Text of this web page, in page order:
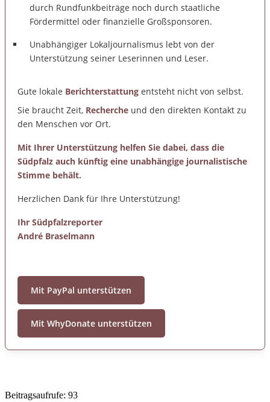
durch Rundfunkbeiträge noch durch staatliche
Fördermittel oder finanzielle Großsponsoren.
Unabhängiger Lokaljournalismus lebt von der
Unterstützung seiner Leserinnen und Leser.
Gute lokale Berichterstattung entsteht nicht von selbst.
Sie braucht Zeit, Recherche und den direkten Kontakt zu
den Menschen vor Ort.
Mit Ihrer Unterstützung helfen Sie dabei, dass die
Südpfalz auch künftig eine unabhängige journalistische
Stimme behält.
Herzlichen Dank für Ihre Unterstützung!
Ihr Südpfalzreporter
André Braselmann
Mit PayPal unterstützen
Mit WhyDonate unterstützen
Beitragsaufrufe: 93